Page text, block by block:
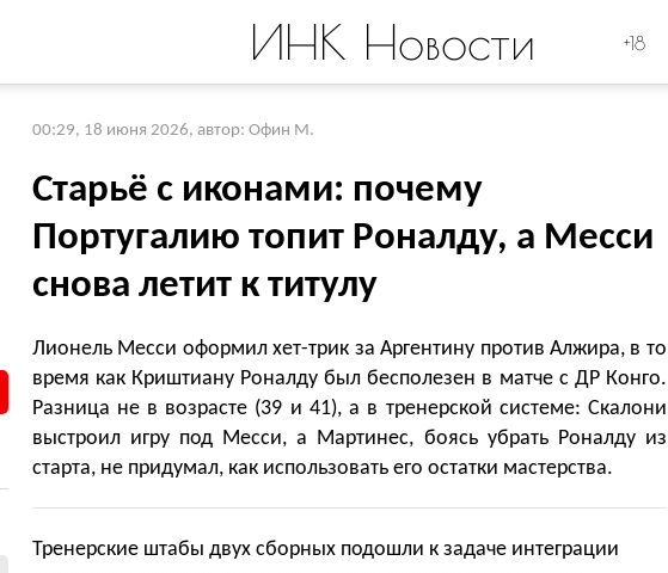
ИНК Новости +18
00:29, 18 июня 2026, автор: Офин М.
Старьё с иконами: почему
Португалию топит Роналду, а Месси
снова летит к титулу
Лионель Месси оформил хет-трик за Аргентину против Алжира, в то
время как Криштиану Роналду был бесполезен в матче с ДР Конго.
Разница не в возрасте (39 и 41), а в тренерской системе: Скалони
выстроил игру под Месси, а Мартинес, боясь убрать Роналду из
старта, не придумал, как использовать его остатки мастерства.
Тренерские штабы двух сборных подошли к задаче интеграции